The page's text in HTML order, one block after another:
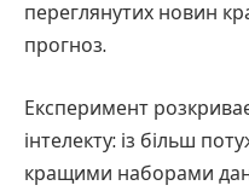
переглянутих новин
прогноз.
Експеримент
інтелекту: із більш
кращими наборами